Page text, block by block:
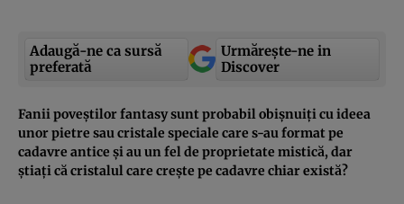
Adaugă-ne ca sursă
preferată
Urmărește-ne in
Discover
Fanii poveștilor fantasy sunt probabil obișnuiți cu ideea
unor pietre sau cristale speciale care s-au format pe
cadavre antice și au un fel de proprietate mistică, dar
știați că cristalul care crește pe cadavre chiar există?